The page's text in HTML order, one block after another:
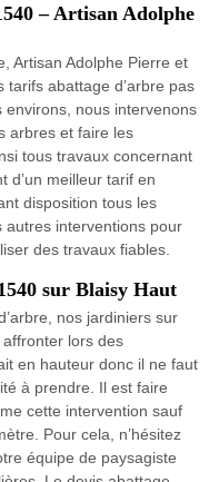
– Artisan Adolphe
Artisan Adolphe Pierre et
abattage d’arbre pas
environs, nous intervenons
arbres et faire les
tous travaux concernant
d’un meilleur tarif en
disposition tous les
autres interventions pour
des travaux fiables.
sur Blaisy Haut
nos jardiniers sur
lors des
en hauteur donc il ne faut
à prendre. Il est faire
cette intervention sauf
Pour cela, n’hésitez
équipe de paysagiste